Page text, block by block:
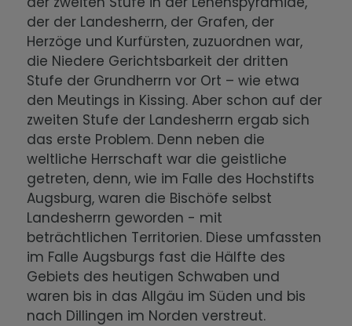
der der Landesherrn, der Grafen, der
Herzöge und Kurfürsten, zuzuordnen war,
die Niedere Gerichtsbarkeit der dritten
Stufe der Grundherrn vor Ort – wie etwa
den Meutings in Kissing. Aber schon auf der
zweiten Stufe der Landesherrn ergab sich
das erste Problem. Denn neben die
weltliche Herrschaft war die geistliche
getreten, denn, wie im Falle des Hochstifts
Augsburg, waren die Bischöfe selbst
Landesherrn geworden - mit
beträchtlichen Territorien. Diese umfassten
im Falle Augsburgs fast die Hälfte des
Gebiets des heutigen Schwaben und
waren bis in das Allgäu im Süden und bis
nach Dillingen im Norden verstreut.